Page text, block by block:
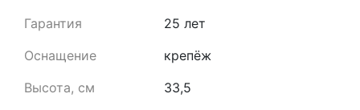
Гарантия
25 лет
Оснащение
крепёж
Высота, см
33,5